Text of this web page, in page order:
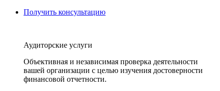
Получить консультацию
Аудиторские услуги
Объективная и независимая проверка деятельности
вашей организации с целью изучения достоверности
финансовой отчетности.